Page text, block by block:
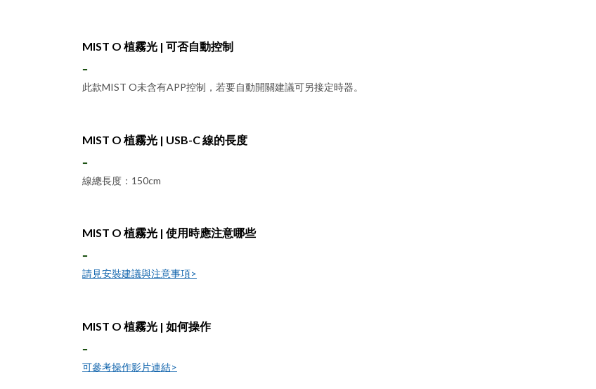
MIST O 植霧光 | 可否自動控制
-
此款MIST O未含有APP控制，若要自動開關建議可另接定時器。
MIST O 植霧光 | USB-C 線的長度
-
線總長度：150cm
MIST O 植霧光 | 使用時應注意哪些
-
請見安裝建議與注意事項>
MIST O 植霧光 | 如何操作
-
可參考操作影片連結>